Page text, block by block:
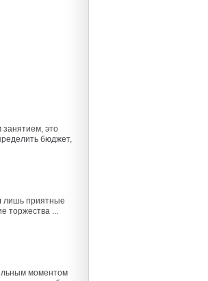
это
бюджет,
лишь приятные
торжества ...
моментом